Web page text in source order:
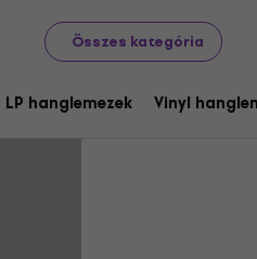
Összes kategória
LP hanglemezek Vinyl
Kracauer